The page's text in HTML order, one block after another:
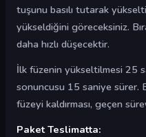
tuşunu basılı tutarak
yükseldiğini göreceksiniz.
daha hızlı düşecektir.
İlk füzenin yükseltilmesi 25
sonuncusu 15 saniye sürer.
füzeyi kaldırması, geçen
Paket Teslimatta: